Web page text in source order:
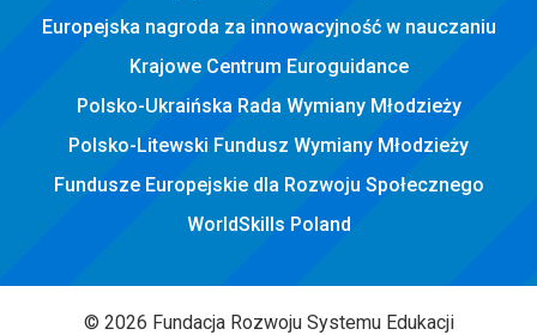
Europejska nagroda za innowacyjność w nauczaniu
Krajowe Centrum Euroguidance
Polsko-Ukraińska Rada Wymiany Młodzieży
Polsko-Litewski Fundusz Wymiany Młodzieży
Fundusze Europejskie dla Rozwoju Społecznego
WorldSkills Poland
© 2026 Fundacja Rozwoju Systemu Edukacji